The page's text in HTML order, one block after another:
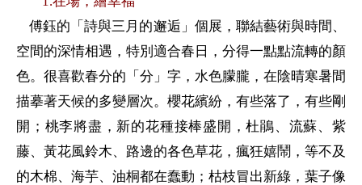
傅鈺的「詩與三月的邂逅 」個展，聯結藝術與時間、
空間的深情相遇，特別適合春日，分得一點點流轉的顏
色。很喜歡春分的「分」字，水色朦朧，在陰晴寒暑間
描摹著天候的多變層次。櫻花繽紛，有些落了，有些剛
開；桃李將盡，新的花種接棒盛開，杜鵑、流蘇、紫
藤、黃花風鈴木、路邊的各色草花，瘋狂嬉鬧，等不及
的木棉、海芋、油桐都在蠢動；枯枝冒出新綠，葉子像